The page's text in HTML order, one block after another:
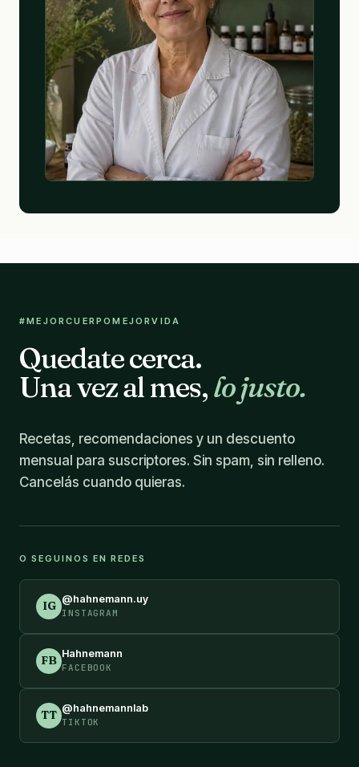
#MEJORCUERPOMEJORVIDA
Quedate cerca.
Una vez al mes,lo justo.
Recetas, recomendaciones y un descuento
mensual para suscriptores. Sin spam, sin relleno.
Cancelás cuando quieras.
O SEGUINOS EN REDES
IG
@hahnemann.uy
INSTAGRAM
FB
Hahnemann
FACEBOOK
TT
@hahnemannlab
TIKTOK